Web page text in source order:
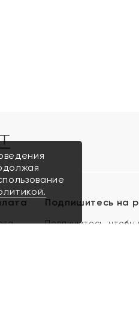
Подпишитесь на
Подпишитесь, чтобы